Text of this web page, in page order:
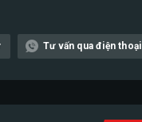
Tư vấn qua điện thoại